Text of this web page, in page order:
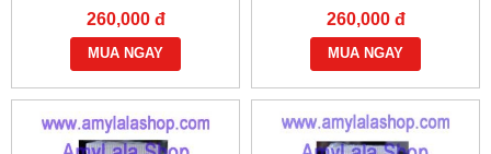
CLARINS RENEW-PLUS
BODY SERUM 10ML -
0933555070 - 0902966670
260,000 đ
MUA NGAY
BODY SHAPING CREAM
8ML - 0933555070 -
0902966670
260,000 đ
MUA NGAY